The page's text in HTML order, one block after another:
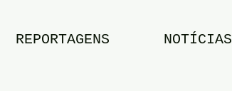
REPORTAGENS NOTÍCIAS